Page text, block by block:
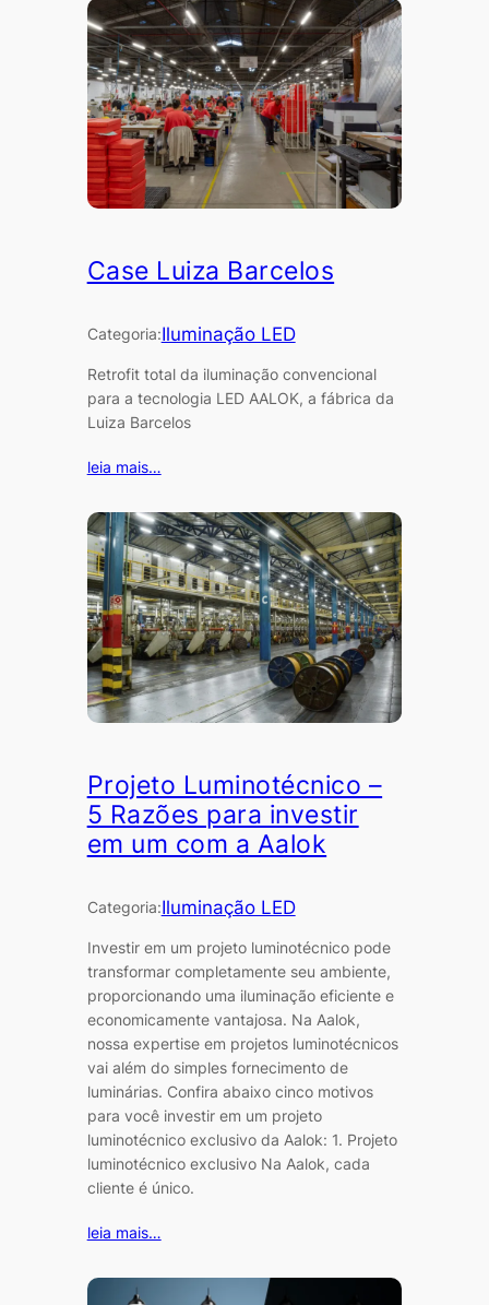
Case Luiza Barcelos
Categoria:Iluminação LED
Retrofit total da iluminação convencional
para a tecnologia LED AALOK, a fábrica da
Luiza Barcelos
leia mais…
Projeto Luminotécnico –
5 Razões para investir
em um com a Aalok
Categoria:Iluminação LED
Investir em um projeto luminotécnico pode
transformar completamente seu ambiente,
proporcionando uma iluminação eficiente e
economicamente vantajosa. Na Aalok,
nossa expertise em projetos luminotécnicos
vai além do simples fornecimento de
luminárias. Confira abaixo cinco motivos
para você investir em um projeto
luminotécnico exclusivo da Aalok: 1. Projeto
luminotécnico exclusivo Na Aalok, cada
cliente é único.
leia mais…